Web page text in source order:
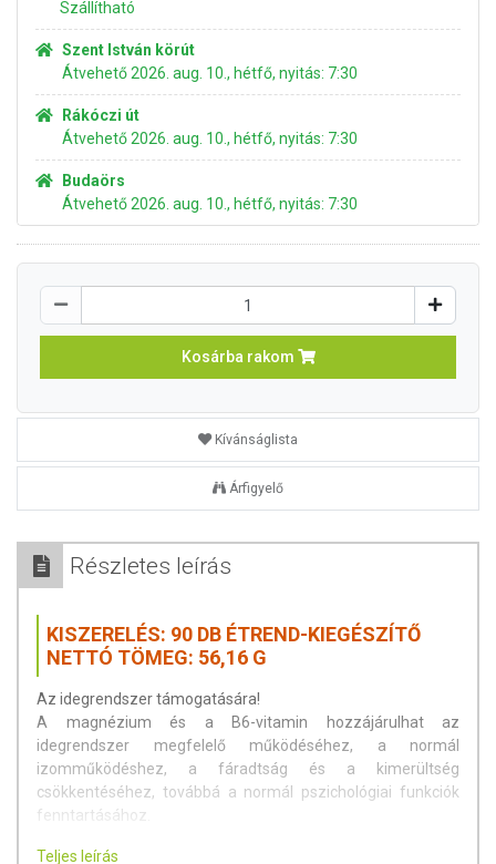
Szállítható
Szent István körút
Átvehető 2026. aug. 10., hétfő, nyitás: 7:30
Rákóczi út
Átvehető 2026. aug. 10., hétfő, nyitás: 7:30
Budaörs
Átvehető 2026. aug. 10., hétfő, nyitás: 7:30
Kosárba rakom
Kívánságlista
Árfigyelő
Részletes leírás
KISZERELÉS: 90 DB ÉTREND-KIEGÉSZÍTŐ
NETTÓ TÖMEG: 56,16 G
Az idegrendszer támogatására!
A magnézium és a B6-vitamin hozzájárulhat az
idegrendszer megfelelő működéséhez, a normál
izomműködéshez, a fáradtság és a kimerültség
csökkentéséhez, továbbá a normál pszichológiai funkciók
fenntartásához.
Teljes leírás